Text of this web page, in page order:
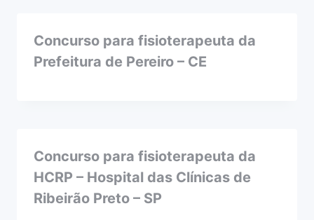
Concurso para fisioterapeuta da
Prefeitura de Pereiro – CE
Concurso para fisioterapeuta da
HCRP – Hospital das Clínicas de
Ribeirão Preto – SP